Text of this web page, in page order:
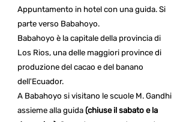
Appuntamento in hotel con una guida. Si
parte verso Babahoyo.
Babahoyo è la capitale della provincia di
Los Rios, una delle maggiori province di
produzione del cacao e del banano
dell'Ecuador.
A Babahoyo si visitano le scuole M. Gandhi
assieme alla guida (chiuse il sabato e la